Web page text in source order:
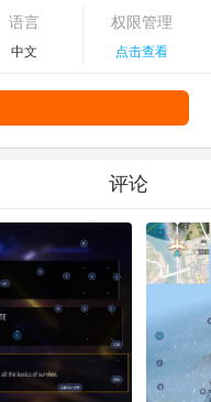
语言
中文
权限管理
点击查看
评论